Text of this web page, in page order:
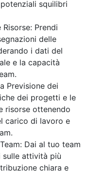
squilibri
Prendi
delle
i dati del
e la capacità
Previsione dei
dei progetti e le
risorse ottenendo
carico di lavoro e
Dai al tuo team
sulle attività più
chiara e